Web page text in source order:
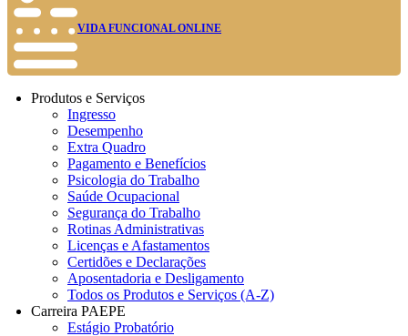
VIDA FUNCIONAL ONLINE
Produtos e Serviços
Ingresso
Desempenho
Extra Quadro
Pagamento e Benefícios
Psicologia do Trabalho
Saúde Ocupacional
Segurança do Trabalho
Rotinas Administrativas
Licenças e Afastamentos
Certidões e Declarações
Aposentadoria e Desligamento
Todos os Produtos e Serviços (A-Z)
Carreira PAEPE
Estágio Probatório